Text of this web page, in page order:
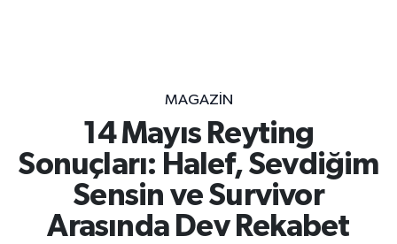
MAGAZİN
14 Mayıs Reyting
Sonuçları: Halef, Sevdiğim
Sensin ve Survivor
Arasında Dev Rekabet